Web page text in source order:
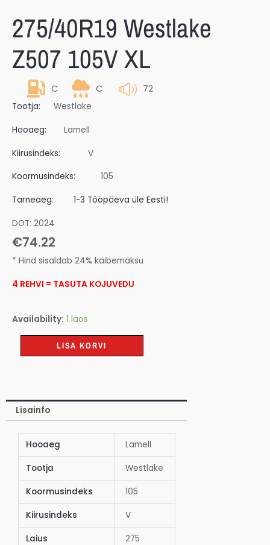
275/40R19 Westlake
Z507 105V XL
C C 72
Tootja: Westlake
Hooaeg: Lamell
Kiirusindeks: V
Koormusindeks: 105
Tarneaeg: 1-3 Tööpäeva üle Eesti!
DOT: 2024
€74.22
* Hind sisaldab 24% käibemaksu
4 REHVI = TASUTA KOJUVEDU
Availability: 1 laos
LISA KORVI
Lisainfo
Hooaeg Lamell
Tootja Westlake
Koormusindeks 105
Kiirusindeks V
Laius 275